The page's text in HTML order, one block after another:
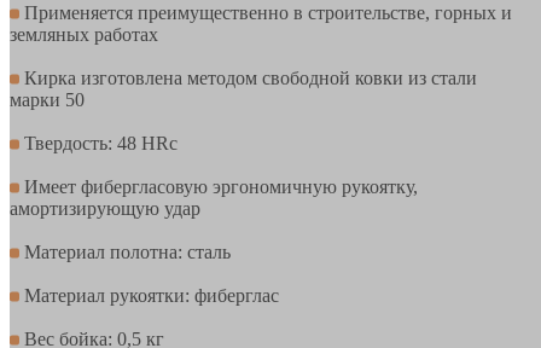
Применяется преимущественно в строительстве, горных и
земляных работах
Кирка изготовлена методом свободной ковки из стали
марки 50
Твердость: 48 HRc
Имеет фибергласовую эргономичную рукоятку,
амортизирующую удар
Материал полотна: сталь
Материал рукоятки: фиберглас
Вес бойка: 0,5 кг